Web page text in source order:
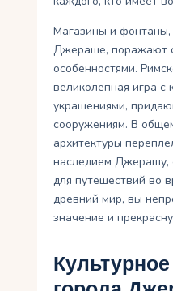
Магазины и
Джераше, поражают
особенностями.
великолепная игра с
украшениями,
сооружениям. В
архитектуры
наследием Джерашу,
для путешествий во
древний мир, вы
значение и